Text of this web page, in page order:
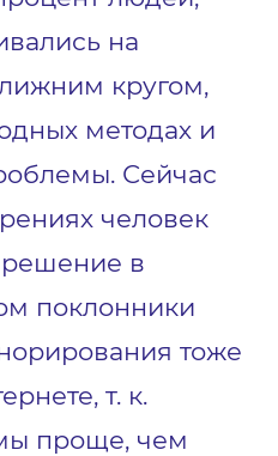
на
кругом,
методах и
Сейчас
человек
решение в
поклонники
тоже
т. к.
проще, чем